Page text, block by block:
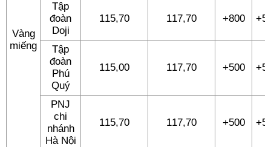
Vàng
miếng
Tập
đoàn
Doji
115,70 117,70 +800
Tập
đoàn
Phú
Quý
115,00 117,70 +500
PNJ
chi
nhánh
Hà Nội
115,70 117,70 +500